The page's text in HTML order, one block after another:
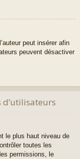
peut insérer afin
peuvent désactiver
le plus haut niveau de
toutes les
permissions, le